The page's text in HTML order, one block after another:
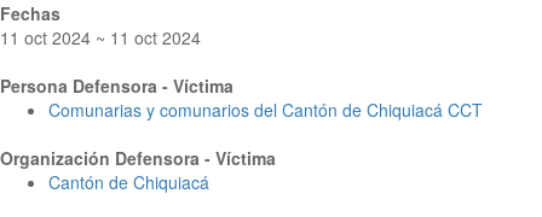
Fechas
11 oct 2024 ~ 11 oct 2024
Persona Defensora - Víctima
Comunarias y comunarios del Cantón de Chiquiacá CCT
Organización Defensora - Víctima
Cantón de Chiquiacá